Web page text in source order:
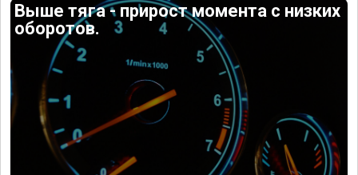
Выше тяга - прирост момента с низких
оборотов.